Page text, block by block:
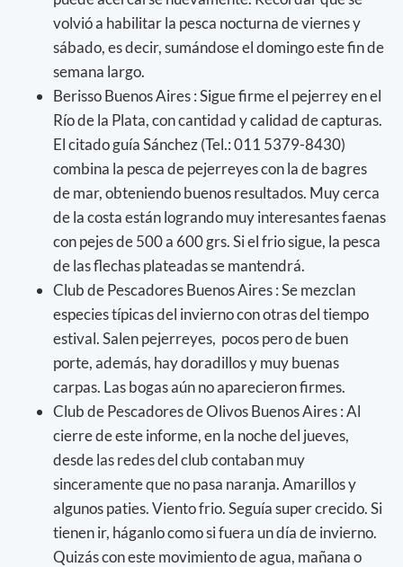
volvió a habilitar la pesca nocturna de viernes y
sábado, es decir, sumándose el domingo este fin de
semana largo.
Berisso Buenos Aires : Sigue firme el pejerrey en el
Río de la Plata, con cantidad y calidad de capturas.
El citado guía Sánchez (Tel.: 011 5379-8430)
combina la pesca de pejerreyes con la de bagres
de mar, obteniendo buenos resultados. Muy cerca
de la costa están logrando muy interesantes faenas
con pejes de 500 a 600 grs. Si el frio sigue, la pesca
de las flechas plateadas se mantendrá.
Club de Pescadores Buenos Aires : Se mezclan
especies típicas del invierno con otras del tiempo
estival. Salen pejerreyes, pocos pero de buen
porte, además, hay doradillos y muy buenas
carpas. Las bogas aún no aparecieron firmes.
Club de Pescadores de Olivos Buenos Aires : Al
cierre de este informe, en la noche del jueves,
desde las redes del club contaban muy
sinceramente que no pasa naranja. Amarillos y
algunos paties. Viento frio. Seguía super crecido. Si
tienen ir, háganlo como si fuera un día de invierno.
Quizás con este movimiento de agua, mañana o